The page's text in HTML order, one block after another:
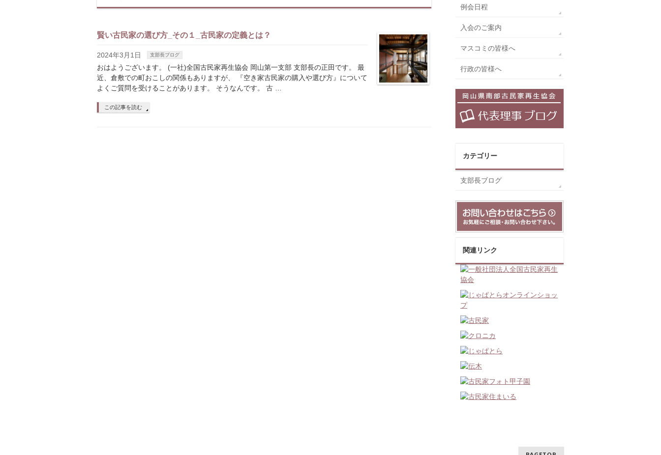
賢い古民家の選び方_その１_古民家の定義とは？
2024年3月1日 支部長ブログ
おはようございます。 (一社)全国古民家再生協会 岡山第一支部 支部長の正田です。 最
近、倉敷での町おこしの関係もありますが、 『空き家古民家の購入や選び方』について
よくご質問を受けることがあります。 そうなんです。 古 …
この記事を読む
例会日程
入会のご案内
マスコミの皆様へ
行政の皆様へ
カテゴリー
支部長ブログ
関連リンク